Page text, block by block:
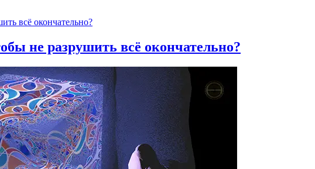
не разрушить всё окончательно?